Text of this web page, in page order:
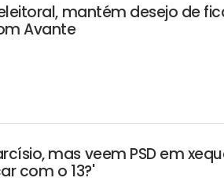
mantém desejo de
Avante
mas veem PSD em
com o 13?'